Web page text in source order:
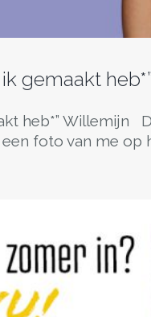
gemaakt
heb*” Willemijn
foto van me op